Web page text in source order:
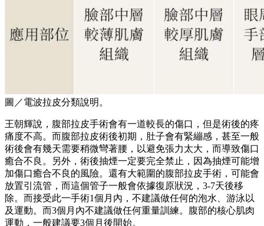
圖／電波拉皮分類說明。
王朝輝說，腹部拉皮手術會有一道較長的傷口，但是術後的疼
痛度不高。而腹部拉皮術後初期，肚子會有緊繃感，甚至一般
術後會有幾天需要稍微彎著腰，以避免張力太大，而導致傷口
癒合不良。另外，術後抽煙一定要完全禁止，因為抽煙可能增
加傷口癒合不良的風險。還有大範圍的腹部拉皮手術，可能會
放置引流管，而這個管子一般會依據復原狀況，3-7天後移
除。而接受此一手術1個月內，不建議做任何的泡水、游泳以
及運動。而3個月內不建議做任何重量訓練。腹部的核心肌肉
運動，一般建議要3個月後開始。